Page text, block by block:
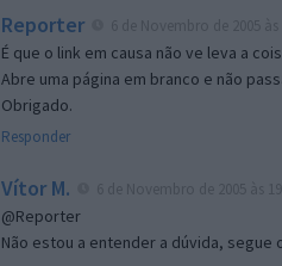
Reporter
É que o link em causa não ve leva a
Abre uma página em branco e não
Obrigado.
Responder
Vítor M.
@Reporter
Não estou a entender a dúvida,